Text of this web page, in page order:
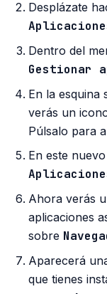
Desplázate
Dentro del
Gestionar
En la esquina
verás un
Púlsalo para
En este
Ahora verás
aplicaciones
sobre
Aparecerá
que tienes